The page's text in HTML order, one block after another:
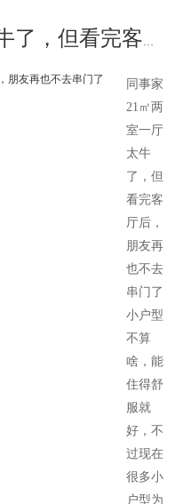
同事家
21㎡两
室一厅
太牛
了，但
看完客
厅后，
朋友再
也不去
串门了
小户型
不算
啥，能
住得舒
服就
好，不
过现在
很多小
户型为